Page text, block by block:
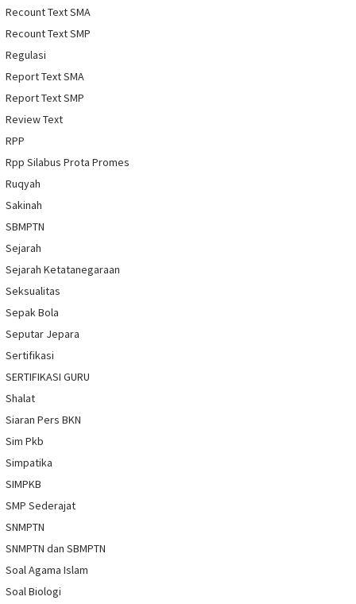
Recount Text SMA
Recount Text SMP
Regulasi
Report Text SMA
Report Text SMP
Review Text
RPP
Rpp Silabus Prota Promes
Ruqyah
Sakinah
SBMPTN
Sejarah
Sejarah Ketatanegaraan
Seksualitas
Sepak Bola
Seputar Jepara
Sertifikasi
SERTIFIKASI GURU
Shalat
Siaran Pers BKN
Sim Pkb
Simpatika
SIMPKB
SMP Sederajat
SNMPTN
SNMPTN dan SBMPTN
Soal Agama Islam
Soal Biologi